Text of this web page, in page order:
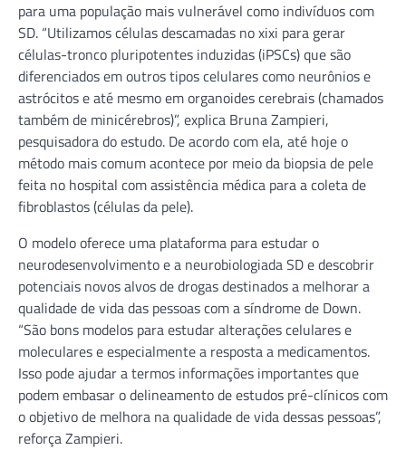
para uma população mais vulnerável como indivíduos com
SD. “Utilizamos células descamadas no xixi para gerar
células-tronco pluripotentes induzidas (iPSCs) que são
diferenciados em outros tipos celulares como neurônios e
astrócitos e até mesmo em organoides cerebrais (chamados
também de minicérebros)”, explica Bruna Zampieri,
pesquisadora do estudo. De acordo com ela, até hoje o
método mais comum acontece por meio da biopsia de pele
feita no hospital com assistência médica para a coleta de
fibroblastos (células da pele).
O modelo oferece uma plataforma para estudar o
neurodesenvolvimento e a neurobiologiada SD e descobrir
potenciais novos alvos de drogas destinados a melhorar a
qualidade de vida das pessoas com a síndrome de Down.
“São bons modelos para estudar alterações celulares e
moleculares e especialmente a resposta a medicamentos.
Isso pode ajudar a termos informações importantes que
podem embasar o delineamento de estudos pré-clínicos com
o objetivo de melhora na qualidade de vida dessas pessoas”,
reforça Zampieri.